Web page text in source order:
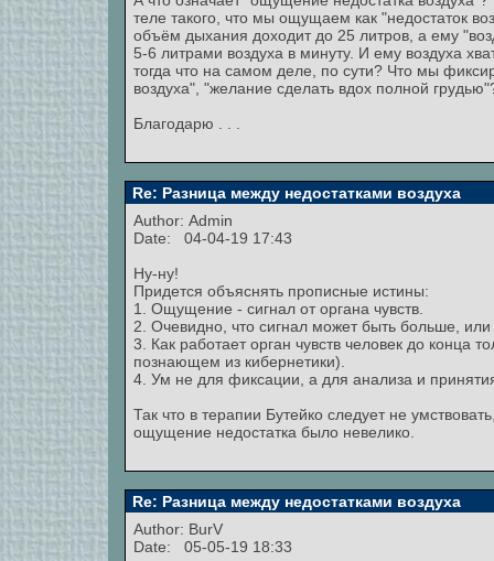
теле такого, что мы ощущаем как "недостаток
объём дыхания доходит до 25 литров, а ему
5-6 литрами воздуха в минуту. И ему воздуха
тогда что на самом деле, по сути? Что мы
воздуха", "желание сделать вдох полной
Благодарю . . .
Re: Разница между недостатками воздуха
Author: Admin
Date: 04-04-19 17:43
Ну-ну!
Придется объяснять прописные истины:
1. Ощущение - сигнал от органа чувств.
2. Очевидно, что сигнал может быть больше,
3. Как работает орган чувств человек до конца
познающем из кибернетики).
4. Ум не для фиксации, а для анализа и
Так что в терапии Бутейко следует не
ощущение недостатка было невелико.
Re: Разница между недостатками воздуха
Author: BurV
Date: 05-05-19 18:33